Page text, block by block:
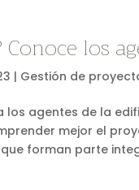
Conoce los
| Gestión de
agentes de la
mejor el
forman parte